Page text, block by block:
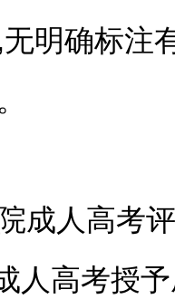
明确标注
成人高考
人高考授